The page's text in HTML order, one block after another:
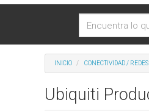
INICIO CONECTIVIDAD / REDES
Ubiquiti